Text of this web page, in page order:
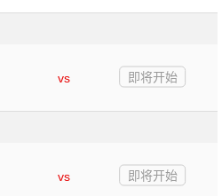
vs
即将开始
vs
即将开始